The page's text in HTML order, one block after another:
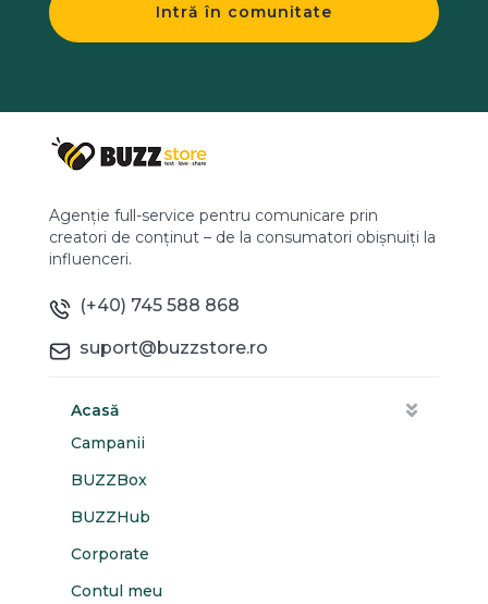
Intră în comunitate
Agenție full-service pentru comunicare prin
creatori de conținut – de la consumatori obișnuiți la
influenceri.
(+40) 745 588 868
suport@buzzstore.ro
Acasă
Campanii
BUZZBox
BUZZHub
Corporate
Contul meu